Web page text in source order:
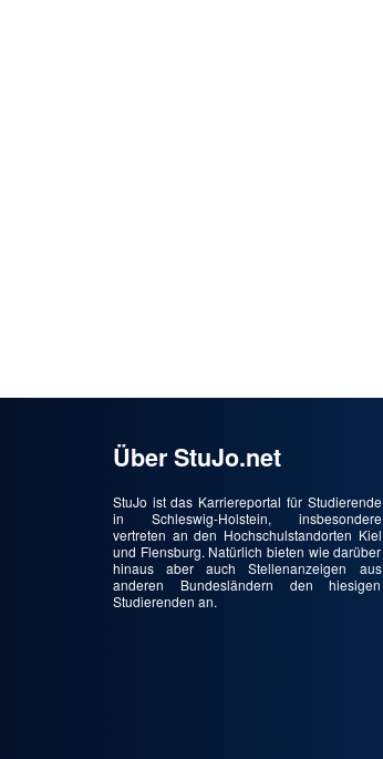
Über StuJo.net
StuJo ist das Karriereportal für Studierende
in Schleswig-Holstein, insbesondere
vertreten an den Hochschulstandorten Kiel
und Flensburg. Natürlich bieten wie darüber
hinaus aber auch Stellenanzeigen aus
anderen Bundesländern den hiesigen
Studierenden an.